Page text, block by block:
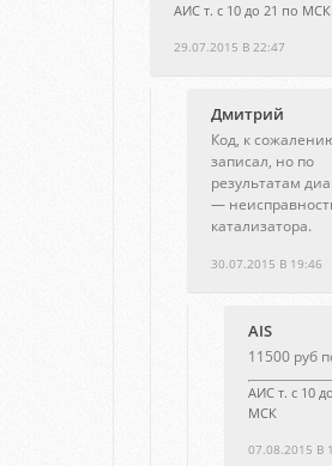
29.07.2015 В 22:47
АИС т. с 10 до 21 по МСК
Дмитрий
30.07.2015 В 19:46
Код, к
записал, но по
результатам
—
катализатора.
AIS
07.08.2015 В
11500 руб
АИС т. с 10
МСК